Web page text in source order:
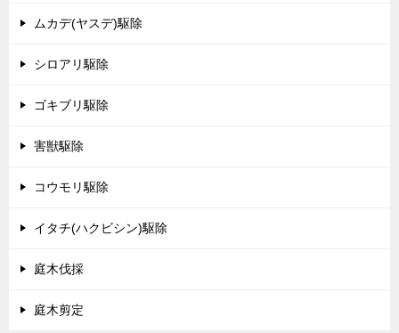
ムカデ(ヤスデ)駆除
シロアリ駆除
ゴキブリ駆除
害獣駆除
コウモリ駆除
イタチ(ハクビシン)駆除
庭木伐採
庭木剪定